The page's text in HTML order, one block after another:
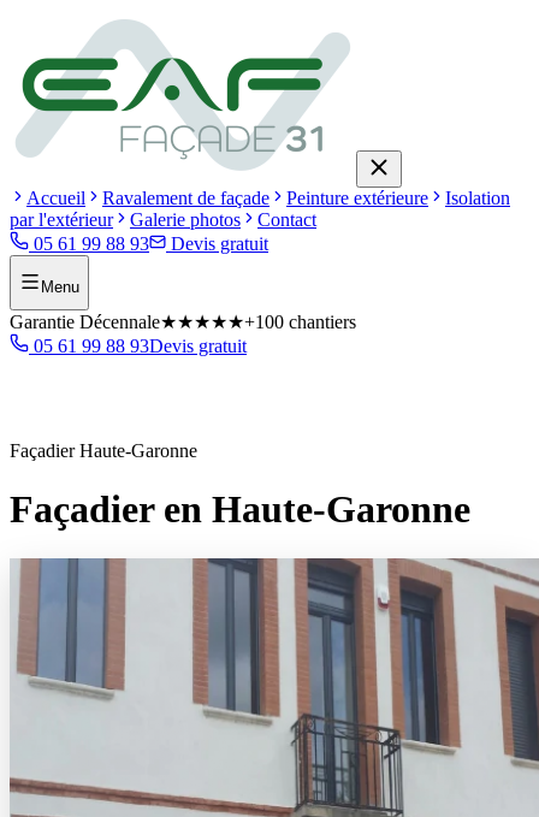
Accueil Ravalement de façade Peinture extérieure
Isolation
par l'extérieur
Galerie photos
Contact
05 61 99 88 93
Devis gratuit
Menu
Garantie Décennale★★★★★+100 chantiers
05 61 99 88 93Devis gratuit
Façadier Haute-Garonne
Façadier en Haute-Garonne